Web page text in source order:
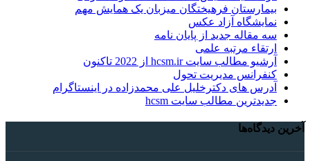
بیمارستان فرهیختگان میزبان یک همایش مهم
نمایشگاه آزاد عکس
سه مقاله جدید از پایان نامه
ارتقاء مرتبه علمی
آرشیو مطالب سایت hcsm.ir از 2022 تاکنون
کنفرانس مدیریت تحول
آدرس های دکترخلیل علی محمدزاده در اینستاگرام
جدیدترین مطالب سایت hcsm
آخرین دیدگاه‌ها